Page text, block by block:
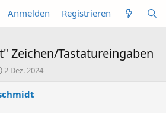
Anmelden Registrieren
Zeichen/Tastatureingaben
E
s
2 Dez. 2024